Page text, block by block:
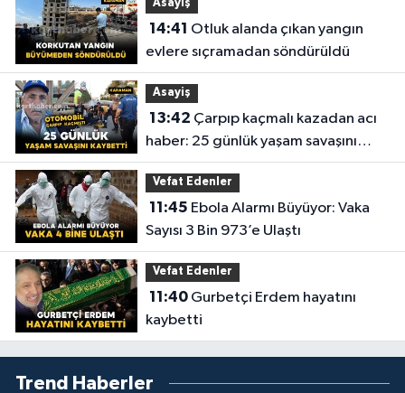
Asayiş
14:41
evlere sıçramadan söndürüldü
Asayiş
13:42
haber: 25 günlük yaşam savaşını
kaybetti
Vefat Edenler
11:45
Sayısı 3 Bin 973’e Ulaştı
Vefat Edenler
11:40Gurbetçi Erdem hayatını
kaybetti
Trend Haberler